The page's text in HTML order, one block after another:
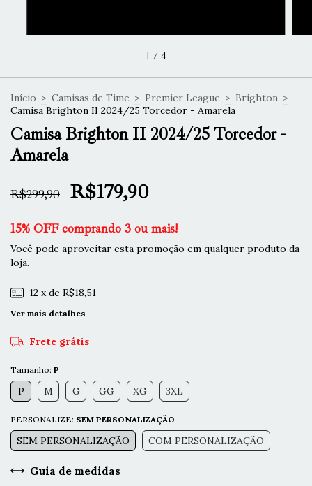
1 / 4
Início > Camisas de Time > Premier League > Brighton >
Camisa Brighton II 2024/25 Torcedor - Amarela
Camisa Brighton II 2024/25 Torcedor -
Amarela
R$299,90 R$179,90
15% OFF comprando 3 ou mais!
Você pode aproveitar esta promoção em qualquer produto da
loja.
12 x de R$18,51
Ver mais detalhes
Frete grátis
Tamanho: P
P M G GG XG 3XL
PERSONALIZE: SEM PERSONALIZAÇÃO
SEM PERSONALIZAÇÃO COM PERSONALIZAÇÃO
Guia de medidas